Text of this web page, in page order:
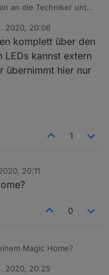
an die Techniker unter
LED Stripes auf Grund
Controller, HM,
Verständnis übernimmt
die Steuerung
Ampere
Spezifikationen nicht?
dass ein WEMOS mit
für z.B. 14m
in seinem Video
wäre eine - für
2020, 20:06
komplett über den
LEDs kannst extern
übernimmt hier nur
1
20:11
0
Magic Home?
2020, 20:25